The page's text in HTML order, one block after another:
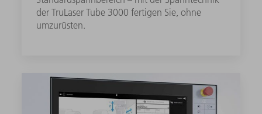
der TruLaser Tube 3000 fertigen Sie, ohne
umzurüsten.